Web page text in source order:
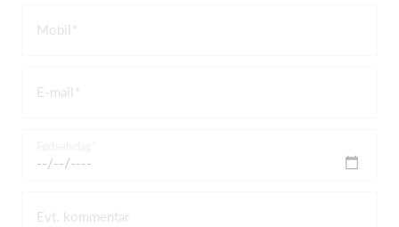
Mobil
E-mail
Evt. kommentar